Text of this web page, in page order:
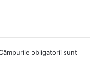
obligatorii sunt